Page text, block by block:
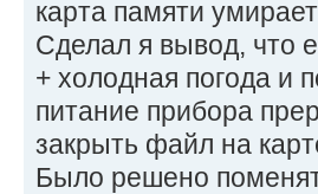
карта памяти
Сделал я вывод, что
+ холодная погода и
питание прибора
закрыть файл на
Было решено